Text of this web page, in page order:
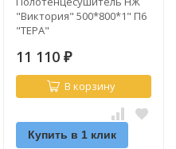
"Виктория" 500*800*1" П6
"ТЕРА"
11 110 ₽
В корзину
Купить в 1 клик